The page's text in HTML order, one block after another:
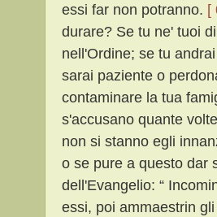
essi far non potranno. [
durare? Se tu ne' tuoi
nell'Ordine; se tu
sarai paziente o
contaminare la tua
s'accusano quante
non si stanno egli
o se pure a questo dar
dell'Evangelio: “
essi, poi ammaestrin